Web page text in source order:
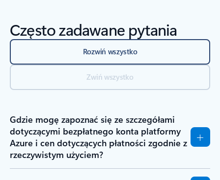
Często zadawane pytania
Rozwiń wszystko
Zwiń wszystko
Gdzie mogę zapoznać się ze szczegółami
dotyczącymi bezpłatnego konta platformy
Azure i cen dotyczących płatności zgodnie z
rzeczywistym użyciem?